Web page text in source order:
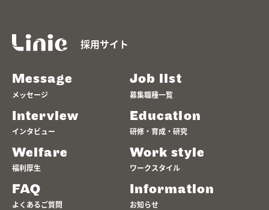
採用サイト
Message
メッセージ
Job list
募集職種一覧
Interview
インタビュー
Education
研修・育成・研究
Welfare
福利厚生
Work style
ワークスタイル
FAQ
よくあるご質問
Information
お知らせ